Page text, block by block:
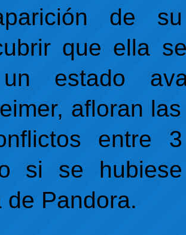
de
que ella
estado
afloran
entre 3
si se
de Pandora.